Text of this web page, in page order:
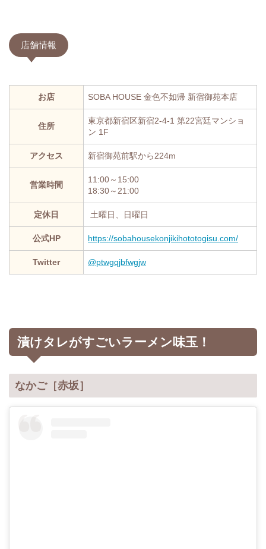
店舗情報
お店 SOBA HOUSE 金色不如帰 新宿御苑本店
住所
東京都新宿区新宿2-4-1 第22宮廷マンショ
ン 1F
アクセス 新宿御苑前駅から224m
営業時間
11:00～15:00
18:30～21:00
定休日 土曜日、日曜日
公式HP https://sobahousekonjikihototogisu.com/
Twitter @ptwgqjbfwgjw
漬けタレがすごいラーメン味玉！
なかご［赤坂］